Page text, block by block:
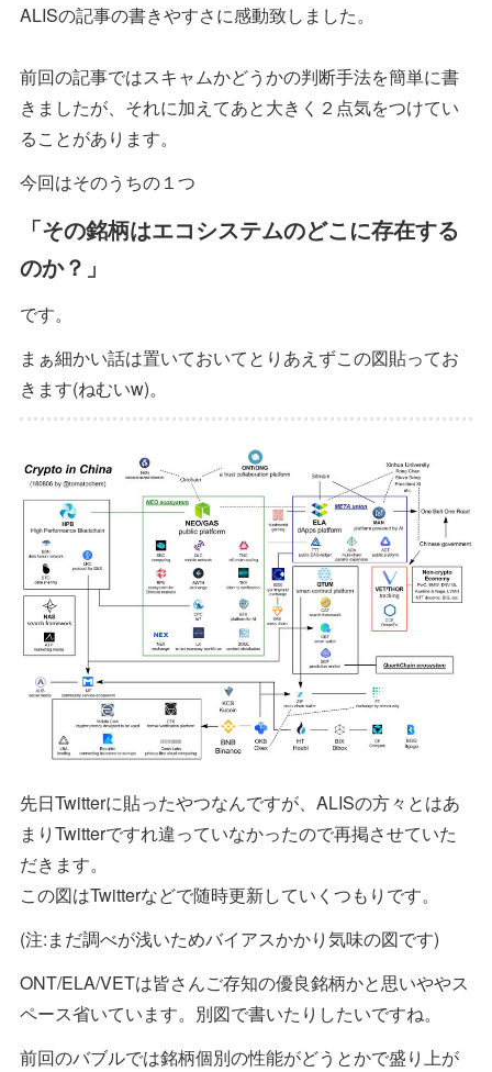
ALISの記事の書きやすさに感動致しました。
前回の記事ではスキャムかどうかの判断手法を簡単に書
きましたが、それに加えてあと大きく２点気をつけてい
ることがあります。
今回はそのうちの１つ
「その銘柄はエコシステムのどこに存在する
のか？」
です。
まぁ細かい話は置いておいてとりあえずこの図貼ってお
きます(ねむいw)。
先日Twitterに貼ったやつなんですが、ALISの方々とはあ
まりTwitterですれ違っていなかったので再掲させていた
だきます。
この図はTwitterなどで随時更新していくつもりです。
(注:まだ調べが浅いためバイアスかかり気味の図です)
ONT/ELA/VETは皆さんご存知の優良銘柄かと思いややス
ペース省いています。別図で書いたりしたいですね。
前回のバブルでは銘柄個別の性能がどうとかで盛り上が